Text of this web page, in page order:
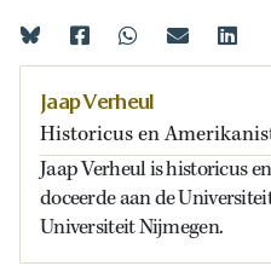
Jaap Verheul
Historicus en
Jaap Verheul is historicus
doceerde aan de
Universiteit Nijmegen.